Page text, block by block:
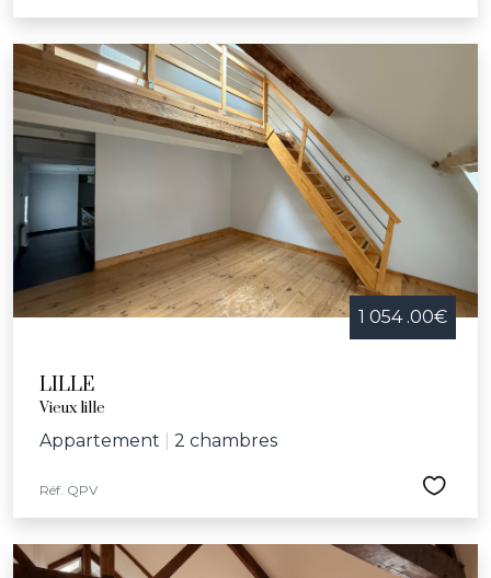
1 054 .00€
LILLE
Vieux lille
Appartement 2 chambres
Réf. QPV